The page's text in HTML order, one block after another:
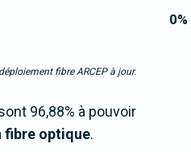
0%
fibre ARCEP à jour.
96,88% à pouvoir
fibre optique.